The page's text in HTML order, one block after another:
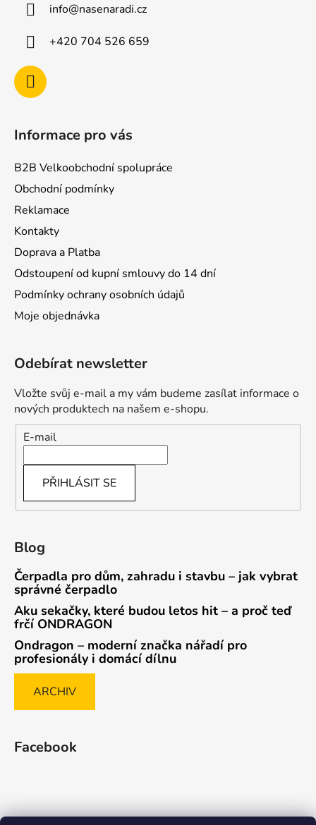
info@nasenaradi.cz
+420 704 526 659
Informace pro vás
B2B Velkoobchodní spolupráce
Obchodní podmínky
Reklamace
Kontakty
Doprava a Platba
Odstoupení od kupní smlouvy do 14 dní
Podmínky ochrany osobních údajů
Moje objednávka
Odebírat newsletter
Vložte svůj e-mail a my vám budeme zasílat informace o
nových produktech na našem e-shopu.
E-mail
PŘIHLÁSIT SE
Blog
Čerpadla pro dům, zahradu i stavbu – jak vybrat
správné čerpadlo
Aku sekačky, které budou letos hit – a proč teď
frčí ONDRAGON
Ondragon – moderní značka nářadí pro
profesionály i domácí dílnu
ARCHIV
Facebook